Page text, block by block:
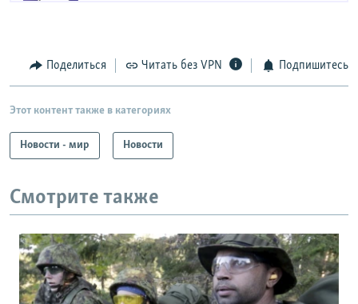
Поделиться Читать без VPN Подпишитесь
Этот контент также в категориях
Новости - мир Новости
Смотрите также